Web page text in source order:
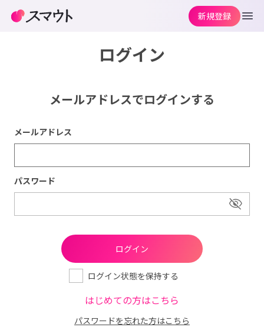
ログイン
メールアドレスでログインする
メールアドレス
パスワード
ログイン状態を保持する
はじめての方はこちら
パスワードを忘れた方はこちら
新規登録